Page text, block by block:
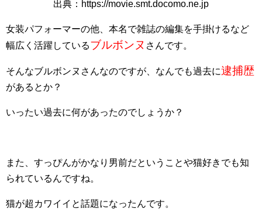
出典：https://movie.smt.docomo.ne.jp
女装パフォーマーの他、本名で雑誌の編集を手掛けるなど
幅広く活躍しているブルボンヌ さんです。
そんなブルボンヌさんなのですが、なんでも過去に逮捕歴
があるとか？
いったい過去に何があったのでしょうか？
また、すっぴんがかなり男前だということや猫好きでも知
られているんですね。
猫が超カワイイと話題になったんです。